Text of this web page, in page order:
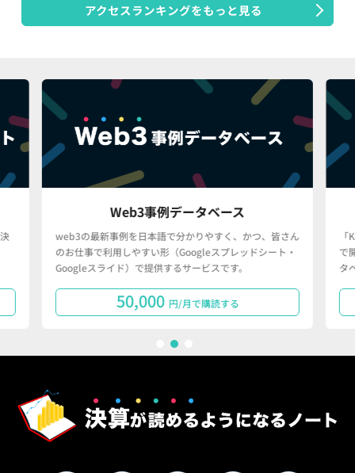
アクセスランキングをもっと見る
Web3事例データベース
web3の最新事例を日本語で分かりやすく、かつ、皆さん
のお仕事で利用しやすい形（Googleスプレッドシート・
Googleスライド）で提供するサービスです。
50,000 円/月で購読する
で
タ